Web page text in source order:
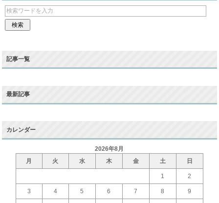
記事一覧
最新記事
カレンダー
2026年8月
月
火 水 木 金 土 日
1 2
3 4 5 6 7 8 9